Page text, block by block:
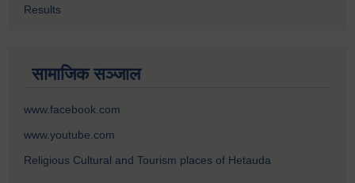
Results
सामाजिक सञ्जाल
www.facebook.com
www.youtube.com
Religious Cultural and Tourism places of Hetauda